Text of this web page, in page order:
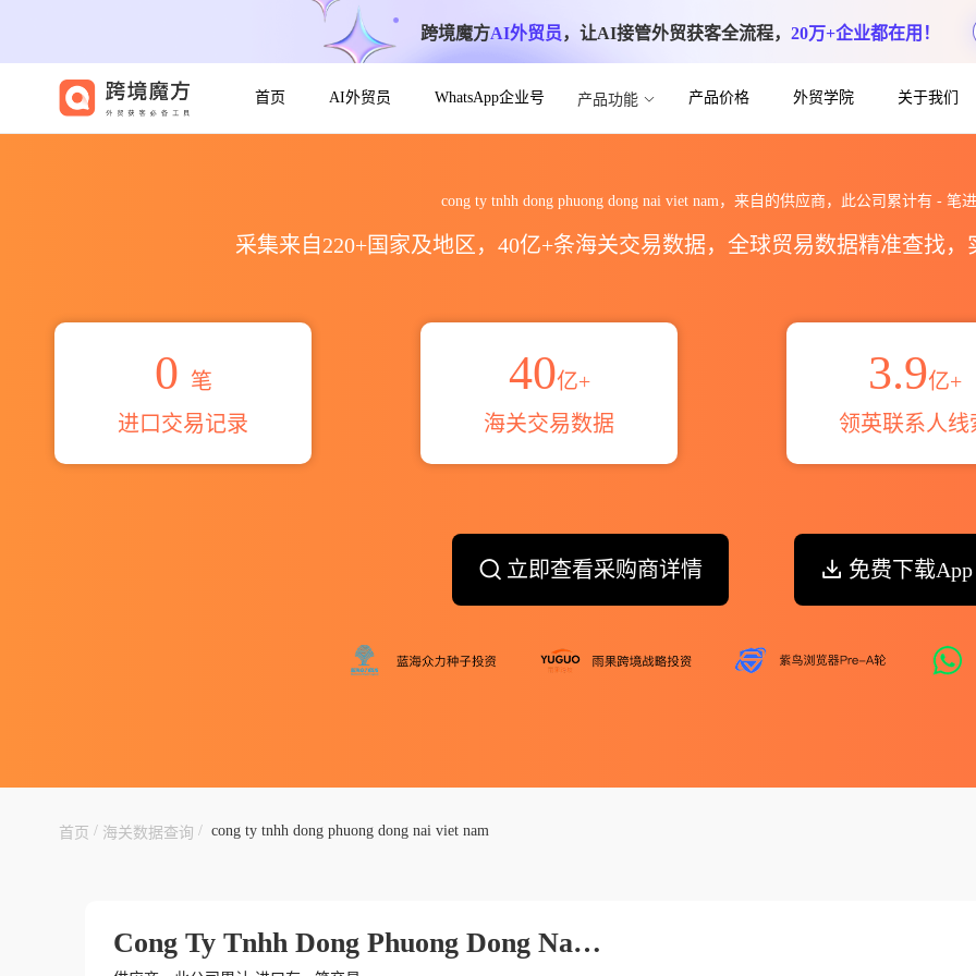
跨境魔方AI外贸员，让AI接管外贸获客全流程， 20万+企业都在用！
首页 AI外贸员 WhatsApp企业号 产品功能 产品价格 外贸学院 关于我们
cong ty tnhh dong phuong dong nai viet nam，来自的供应商，此公司累计有 - 笔
采集来自220+国家及地区，40亿+条海关交易数据，全球贸易数据精准查找
0 笔
进口交易记录
40亿+
海关交易数据
3.9亿+
领英联系人线
立即查看采购商详情 免费下载App
首页 / 海关数据查询 / cong ty tnhh dong phuong dong nai viet nam
Cong Ty Tnhh Dong Phuong Dong Nai Viet Nam